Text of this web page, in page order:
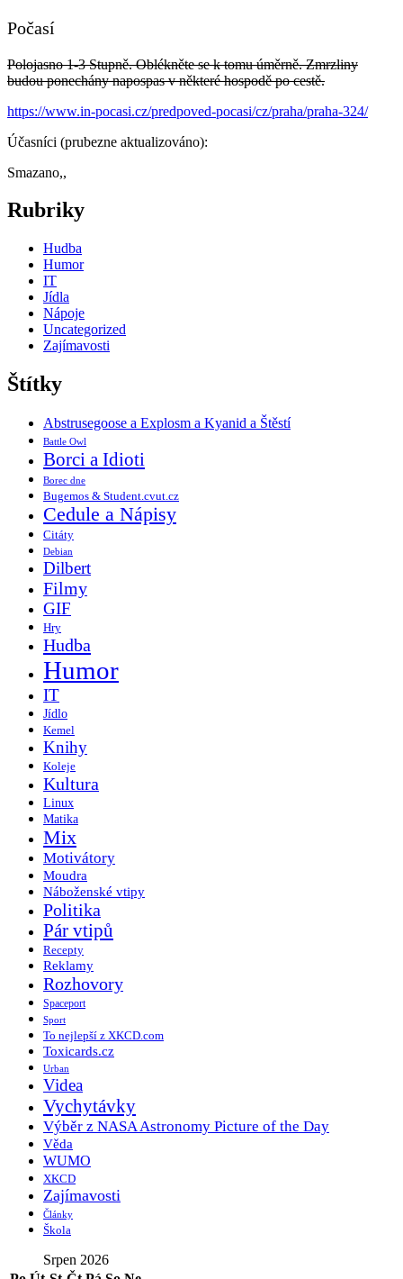
Počasí
Polojasno 1-3 Stupně. Oblékněte se k tomu úměrně. Zmrzliny
budou ponechány napospas v některé hospodě po cestě.
https://www.in-pocasi.cz/predpoved-pocasi/cz/praha/praha-324/
Účasníci (prubezne aktualizováno):
Smazano,,
Rubriky
Hudba
Humor
IT
Jídla
Nápoje
Uncategorized
Zajímavosti
Štítky
Abstrusegoose a Explosm a Kyanid a Štěstí
Battle Owl
Borci a Idioti
Borec dne
Bugemos & Student.cvut.cz
Cedule a Nápisy
Citáty
Debian
Dilbert
Filmy
GIF
Hry
Hudba
Humor
IT
Jídlo
Kemel
Knihy
Koleje
Kultura
Linux
Matika
Mix
Motivátory
Moudra
Náboženské vtipy
Politika
Pár vtipů
Recepty
Reklamy
Rozhovory
Spaceport
Sport
To nejlepší z XKCD.com
Toxicards.cz
Urban
Videa
Vychytávky
Výběr z NASA Astronomy Picture of the Day
Věda
WUMO
XKCD
Zajímavosti
Články
Škola
Srpen 2026